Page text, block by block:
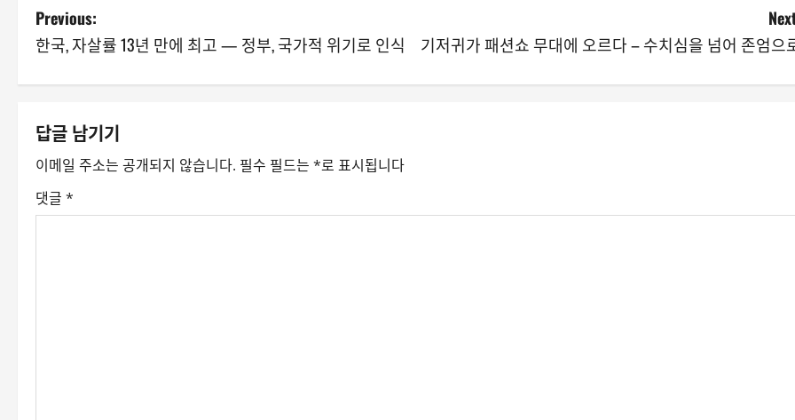
P
o
s
t
n
a
Previous:
한국, 자살률 13년 만에 최고 — 정부, 국가적 위기로 인식
기저귀가 패션쇼 무대에 오르다 – 수치심을 넘어 존엄으
답글 남기기
이메일 주소는 공개되지 않습니다. 필수 필드는 *로 표시됩니다
댓글 *